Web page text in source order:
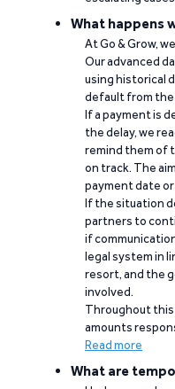
What happens
At Go & Grow,
Our advanced
using historical
default from
If a payment is
the delay, we
remind them of
on track. The
payment date
If the situation
partners to
if
legal system in
resort, and the
involved.
Throughout this
amounts
Read more
What are